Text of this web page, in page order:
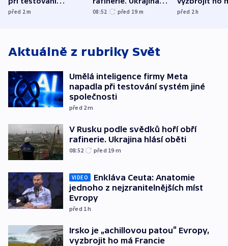
systém jiné
před 2m
hlásí oběti
08:52 před 19 m
Francie
před 2h
Aktuálně z rubriky Svět
Umělá inteligence firmy Meta
napadla při testování systém jiné
společnosti
před 2m
V Rusku podle svědků hoří obří
rafinerie. Ukrajina hlásí oběti
08:52 před 19 m
VIDEO
Enkláva Ceuta: Anatomie
jednoho z nejzranitelnějších míst
Evropy
před 1h
Irsko je „achillovou patou“ Evropy,
vyzbrojit ho má Francie